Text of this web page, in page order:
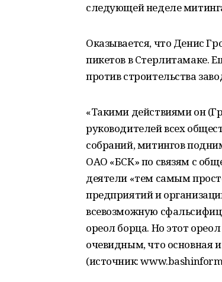
следующей неделе
Оказывается, что Денис
пикетов в Стерлитамаке.
против строительства
«Такими действиями он
руководителей всех
собраний, митингов
ОАО «БСК» по связям с
деятели «тем самым
предприятий и
всевозможную
ореол борца. Но этот
очевидным, что основная
(источник: